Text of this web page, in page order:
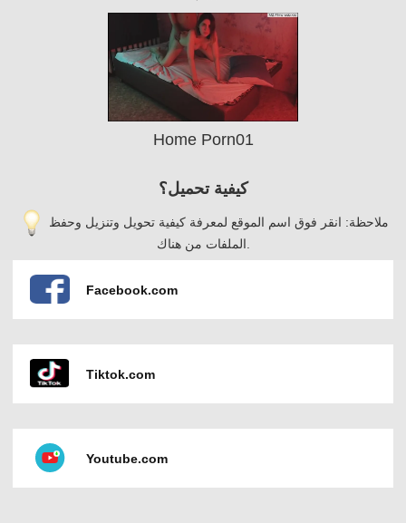
Home Porn01
كيفية تحميل؟
Facebook.com
Tiktok.com
Youtube.com